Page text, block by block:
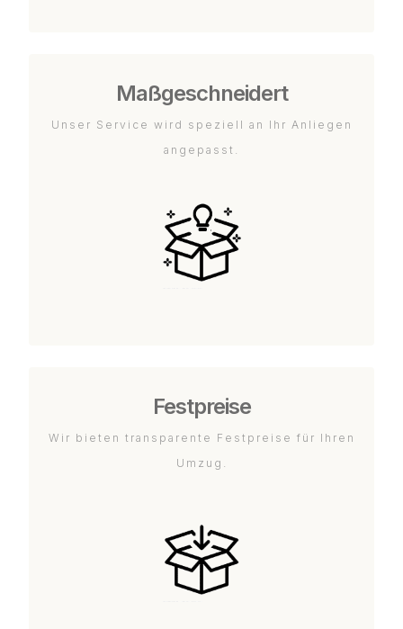
Maßgeschneidert
Unser Service wird speziell an Ihr Anliegen
angepasst.
Festpreise
Wir bieten transparente Festpreise für Ihren
Umzug.